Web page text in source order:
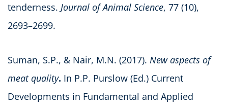
tenderness. Journal of Animal Science, 77 (10),
2693–2699.
Suman, S.P., & Nair, M.N. (2017). New aspects of
meat quality. In P.P. Purslow (Ed.) Current
Developments in Fundamental and Applied